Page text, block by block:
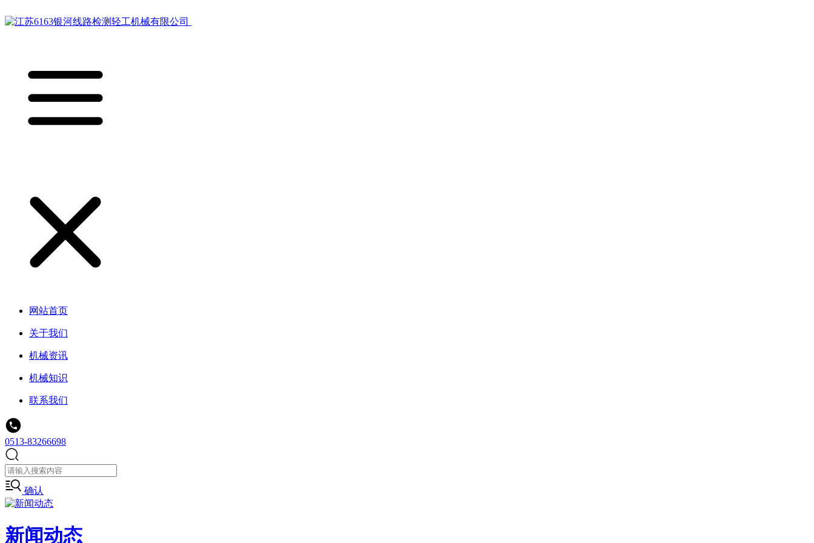
网站首页
关于我们
机械资讯
机械知识
联系我们
0513-83266698
确认
新闻动态